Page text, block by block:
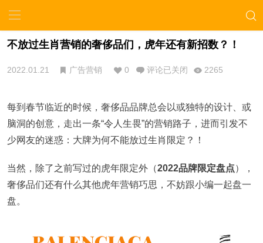
不放过生肖营销的奢侈品们，虎年还有新招数？！
2022.01.21 广告营销 0 评论已关闭 2265
每到春节临近的时候，奢侈品品牌总会以或独特的设计、或
脑洞的创意，走出一条“令人生畏”的营销路子，进而引发不
少网友的迷惑：大牌为何不能放过生肖限定？！
当然，除了之前写过的虎年限定外（2022品牌限定盘点），
奢侈品们还有什么其他虎年营销巧思，不妨跟小编一起盘一
盘。